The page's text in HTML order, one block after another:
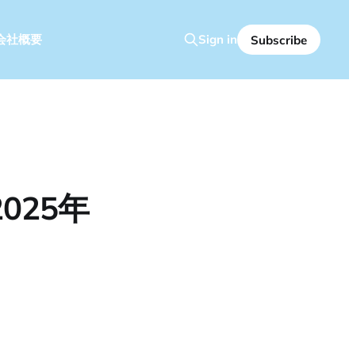
社概要 Sign in Subscribe
年